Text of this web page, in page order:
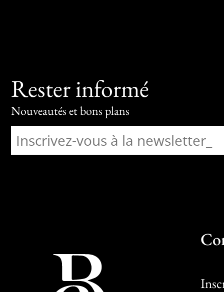
Rester informé
Nouveautés et bons plans